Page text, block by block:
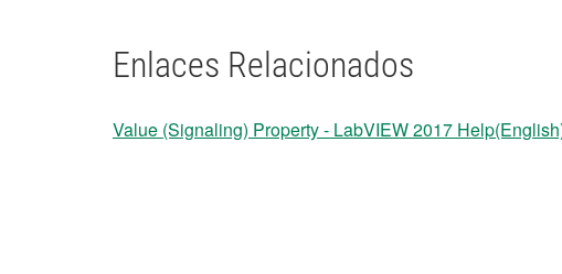
Enlaces Relacionados
Value (Signaling) Property - LabVIEW 2017